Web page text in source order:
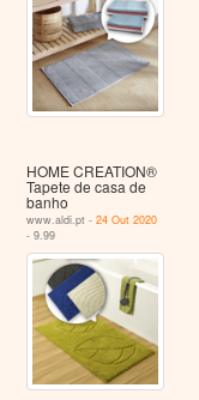
HOME CREATION®
Tapete de casa de
banho
www.aldi.pt -24 Out 2020
- 9.99